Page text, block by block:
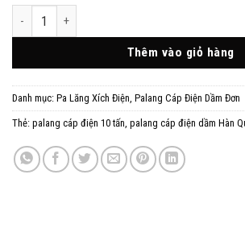
Palang Cáp Điện 10 Tấn Dòng SN Dầm Đơn số
Thêm vào giỏ hàng
Danh mục: Pa Lăng Xích Điện Palang Cáp Điện Dầm Đơn
Thẻ: palang cáp điện 10 tấn palang cáp điện dầm Hàn